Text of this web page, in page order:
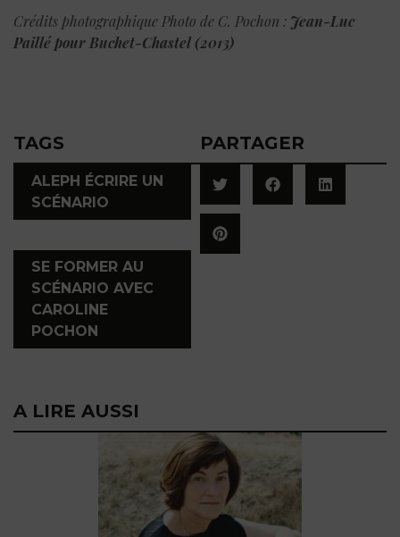
Crédits photographique Photo de C. Pochon : Jean-Luc
Paillé pour Buchet-Chastel (2013)
TAGS
ALEPH ÉCRIRE UN
SCÉNARIO
SE FORMER AU
SCÉNARIO AVEC
CAROLINE
POCHON
PARTAGER
A LIRE AUSSI